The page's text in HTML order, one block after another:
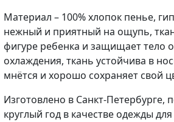
Материал – 100% хлопок пенье,
нежный и приятный на ощупь,
фигуре ребенка и защищает тело
охлаждения, ткань устойчива в
мнётся и хорошо сохраняет свой
Изготовлено в Санкт-Петербурге,
круглый год в качестве одежды